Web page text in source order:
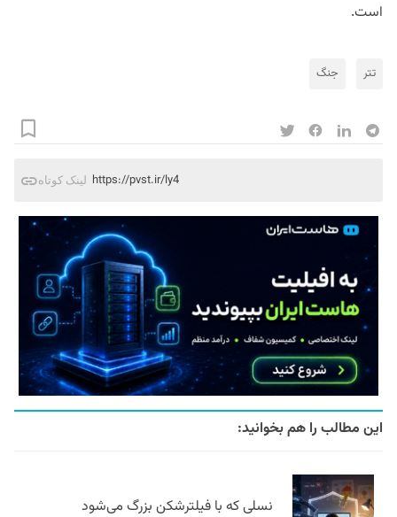
است.
تتر جنگ
لینک کوتاه https://pvst.ir/ly4
این مطالب را هم بخوانید:
نسلی که با فیلترشکن بزرگ می‌شود